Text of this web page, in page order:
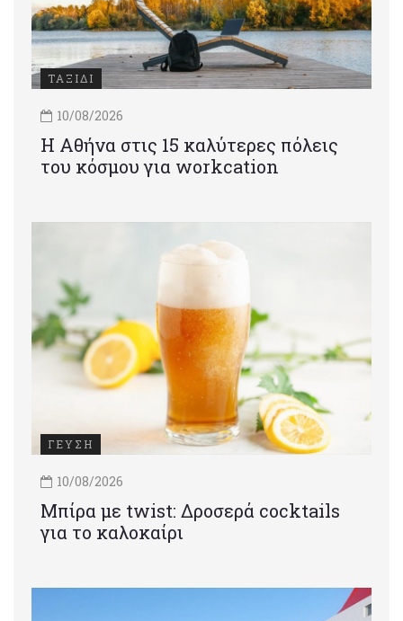
ΤΑΞΙΔΙ
10/08/2026
Η Αθήνα στις 15 καλύτερες πόλεις
του κόσμου για workcation
ΓΕΥΣΗ
10/08/2026
Μπίρα με twist: Δροσερά cocktails
για το καλοκαίρι